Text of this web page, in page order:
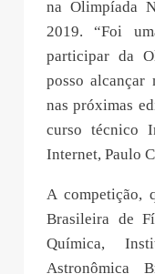
na Olimpíada
2019. “Foi
participar da
posso alcançar
nas próximas
curso técnico
Internet, Paulo
A competição,
Brasileira de
Química,
Astronômica